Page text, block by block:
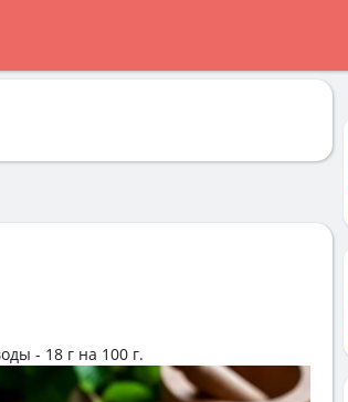
- 18 г на 100 г.